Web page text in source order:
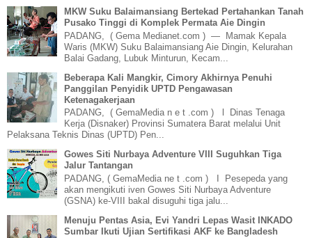
MKW Suku Balaimansiang Bertekad Pertahankan Tanah
Pusako Tinggi di Komplek Permata Aie Dingin
PADANG, ( Gema Medianet.com ) — Mamak Kepala
Waris (MKW) Suku Balaimansiang Aie Dingin, Kelurahan
Balai Gadang, Lubuk Minturun, Kecam...
Beberapa Kali Mangkir, Cimory Akhirnya Penuhi
Panggilan Penyidik UPTD Pengawasan
Ketenagakerjaan
PADANG, ( GemaMedia n e t .com ) l Dinas Tenaga
Kerja (Disnaker) Provinsi Sumatera Barat melalui Unit
Pelaksana Teknis Dinas (UPTD) Pen...
Gowes Siti Nurbaya Adventure VIII Suguhkan Tiga
Jalur Tantangan
PADANG, ( GemaMedia ne t .com ) I Pesepeda yang
akan mengikuti iven Gowes Siti Nurbaya Adventure
(GSNA) ke-VIII bakal disuguhi tiga jalu...
Menuju Pentas Asia, Evi Yandri Lepas Wasit INKADO
Sumbar Ikuti Ujian Sertifikasi AKF ke Bangladesh